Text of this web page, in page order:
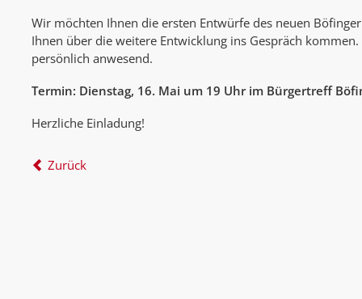
Wir möchten Ihnen die ersten Entwürfe des neuen
Ihnen über die weitere Entwicklung ins Gespräch
persönlich anwesend.
Termin: Dienstag, 16. Mai um 19 Uhr im Bürgertreff
Herzliche Einladung!
Zurück